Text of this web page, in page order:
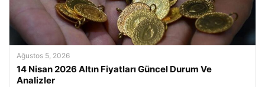
Ağustos 5, 2026
14 Nisan 2026 Altın Fiyatları Güncel Durum Ve
Analizler